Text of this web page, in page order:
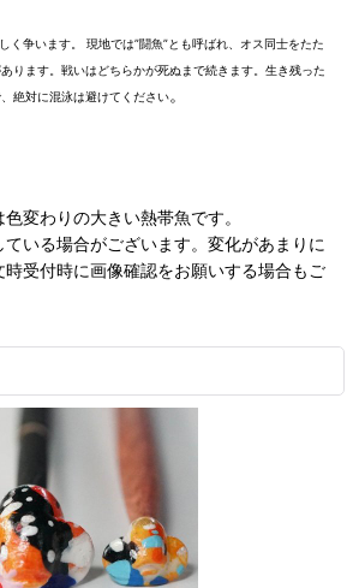
く争います。 現地では”闘魚”とも呼ばれ、オス同士をたた
ります。戦いはどちらかが死ぬまで続きます。生き残った
絶対に混泳は避けてください。
変わりの大きい熱帯魚です。
いる場合がございます。変化があまりに
時受付時に画像確認をお願いする場合もご